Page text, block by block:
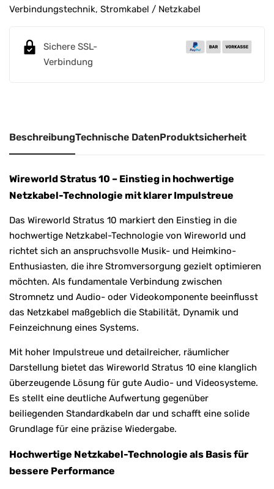
r
Verbindungstechnik, Stromkabel / Netzkabel
Sichere SSL-
Verbindung
BeschreibungTechnische DatenProduktsicherheit
Wireworld Stratus 10 – Einstieg in hochwertige
Netzkabel-Technologie mit klarer Impulstreue
Das Wireworld Stratus 10 markiert den Einstieg in die
hochwertige Netzkabel-Technologie von Wireworld und
richtet sich an anspruchsvolle Musik- und Heimkino-
Enthusiasten, die ihre Stromversorgung gezielt optimieren
möchten. Als fundamentale Verbindung zwischen
Stromnetz und Audio- oder Videokomponente beeinflusst
das Netzkabel maßgeblich die Stabilität, Dynamik und
Feinzeichnung eines Systems.
Mit hoher Impulstreue und detailreicher, räumlicher
Darstellung bietet das Wireworld Stratus 10 eine klanglich
überzeugende Lösung für gute Audio- und Videosysteme.
Es stellt eine deutliche Aufwertung gegenüber
beiliegenden Standardkabeln dar und schafft eine solide
Grundlage für eine präzise Wiedergabe.
Hochwertige Netzkabel-Technologie als Basis für
bessere Performance